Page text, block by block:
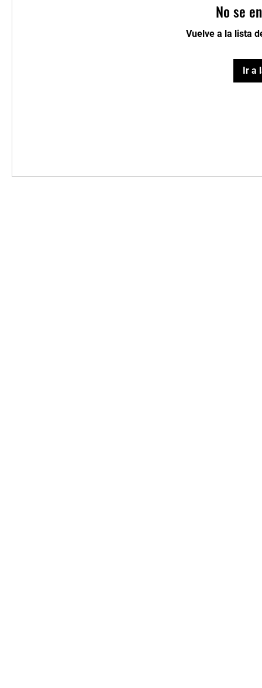
No se
Vuelve a la lista
Ir a